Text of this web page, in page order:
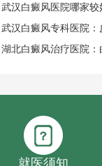
武汉白癜风医院哪家较
武汉白癜风专科医院
湖北白癜风治疗医院
就医须知